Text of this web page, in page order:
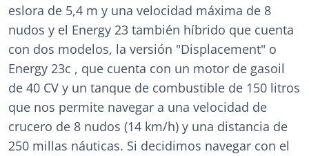
eslora de 5,4 m y una velocidad máxima de 8
nudos y el Energy 23 también híbrido que cuenta
con dos modelos, la versión "Displacement" o
Energy 23c , que cuenta con un motor de gasoil
de 40 CV y un tanque de combustible de 150 litros
que nos permite navegar a una velocidad de
crucero de 8 nudos (14 km/h) y una distancia de
250 millas náuticas. Si decidimos navegar con el